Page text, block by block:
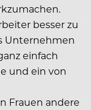
besser zu
Unternehmen
einfach
und ein von
Frauen andere